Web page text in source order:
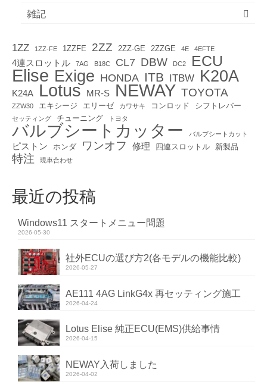
雑記
1ZZ 1ZZ-FE 1ZZFE 2ZZ 2ZZ-GE 2ZZGE 4E 4EFTE
4連スロットル 7AG B18C CL7 DBW DC2 ECU
Elise Exige HONDA ITB ITBW K20A
K24A Lotus MR-S NEWAY TOYOTA
ZZW30 エキシージ エリーゼ カワサキ コンロッド シフトレバー
セッティング チューニング トヨタ
バルブシートカッター バルブシートカット
ピストン ホンダ ワンオフ 修理 四連スロットル 新製品
特注 現車合わせ
最近の投稿
Windows11 スタートメニュー問題
2026-05-30
社外ECUの選び方2(各モデルの機能比較)
2026-05-27
AE111 4AG LinkG4x 再セッティング施工
2026-04-24
Lotus Elise 純正ECU(EMS)供給事情
2026-04-15
NEWAY入荷しました
2026-04-02